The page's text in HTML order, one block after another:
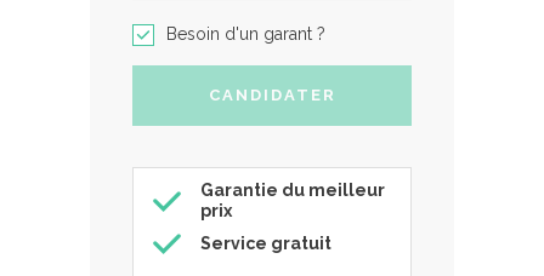
Besoin d'un garant ?
Garantie du meilleur
prix
Service gratuit